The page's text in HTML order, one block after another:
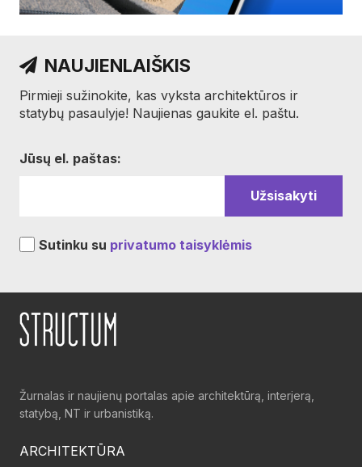
NAUJIENLAIŠKIS
Pirmieji sužinokite, kas vyksta architektūros ir
statybų pasaulyje! Naujienas gaukite el. paštu.
Jūsų el. paštas:
Sutinku su privatumo taisyklėmis
Žurnalas ir naujienų portalas apie architektūrą, interjerą,
statybą, NT ir urbanistiką.
ARCHITEKTŪRA